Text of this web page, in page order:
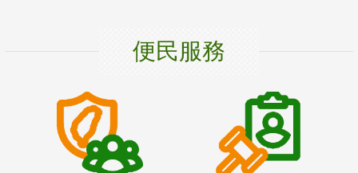
便民服務